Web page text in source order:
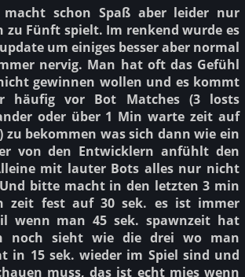
macht schon Spaß aber leider nur
zu Fünft spielt. Im renkend wurde es
um einiges besser aber normal
nervig. Man hat oft das Gefühl
gewinnen wollen und es kommt
häufig vor Bot Matches (3 losts
oder über 1 Min warte zeit auf
zu bekommen was sich dann wie ein
von den Entwicklern anfühlt den
mit lauter Bots alles nur nicht
bitte macht in den letzten 3 min
zeit fest auf 30 sek. es ist immer
wenn man 45 sek. spawnzeit hat
noch sieht wie die drei wo man
in 15 sek. wieder im Spiel sind und
muss, das ist echt mies wenn